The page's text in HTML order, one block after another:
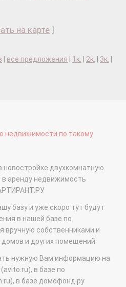
на карте
все предложения 1к. 2к. 3к.
недвижимости по такому
новостройке двухкомнатную
аренду недвижимость
базу и уже скоро тут будут
в нашей базе по
вручную собственниками и
и других помещений.
нужную Вам информацию на
в базе по
в базе домофонд.ру